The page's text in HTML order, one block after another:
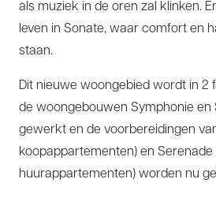
als muziek in de oren zal klinken.
leven in Sonate, waar comfort en
staan.
Dit nieuwe woongebied wordt in 2
de woongebouwen Symphonie en
gewerkt en de voorbereidingen
koopappartementen) en Serenade
huurappartementen) worden nu